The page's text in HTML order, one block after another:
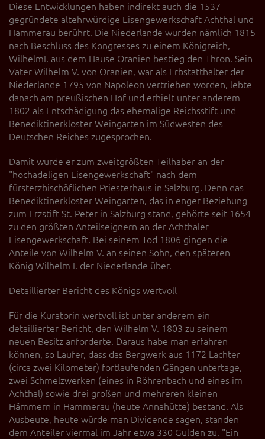
Diese Entwicklungen haben indirekt auch die 1537
gegründete altehrwürdige Eisengewerkschaft Achthal und
Hammerau berührt. Die Niederlande wurden nämlich 1815
nach Beschluss des Kongresses zu einem Königreich,
WilhelmI. aus dem Hause Oranien bestieg den Thron. Sein
Vater Wilhelm V. von Oranien, war als Erbstatthalter der
Niederlande 1795 von Napoleon vertrieben worden, lebte
danach am preußischen Hof und erhielt unter anderem
1802 als Entschädigung das ehemalige Reichsstift und
Benediktinerkloster Weingarten im Südwesten des
Deutschen Reiches zugesprochen.
Damit wurde er zum zweitgrößten Teilhaber an der
"hochadeligen Eisengewerkschaft" nach dem
fürsterzbischöflichen Priesterhaus in Salzburg. Denn das
Benediktinerkloster Weingarten, das in enger Beziehung
zum Erzstift St. Peter in Salzburg stand, gehörte seit 1654
zu den größten Anteilseignern an der Achthaler
Eisengewerkschaft. Bei seinem Tod 1806 gingen die
Anteile von Wilhelm V. an seinen Sohn, den späteren
König Wilhelm I. der Niederlande über.
Detaillierter Bericht des Königs wertvoll
Für die Kuratorin wertvoll ist unter anderem ein
detaillierter Bericht, den Wilhelm V. 1803 zu seinem
neuen Besitz anforderte. Daraus habe man erfahren
können, so Laufer, dass das Bergwerk aus 1172 Lachter
(circa zwei Kilometer) fortlaufenden Gängen untertage,
zwei Schmelzwerken (eines in Röhrenbach und eines im
Achthal) sowie drei großen und mehreren kleinen
Hämmern in Hammerau (heute Annahütte) bestand. Als
Ausbeute, heute würde man Dividende sagen, standen
dem Anteiler viermal im Jahr etwa 330 Gulden zu. "Ein